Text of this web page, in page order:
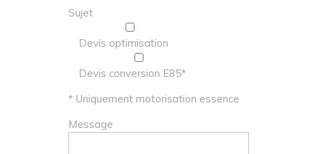
Sujet
Devis optimisation
Devis conversion E85*
* Uniquement motorisation essence
Message